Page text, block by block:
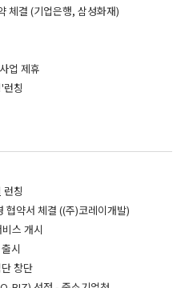
체결 (기업은행, 삼성화재)
업 제휴
칭
런칭
협약서 체결 ((주)코레이개발)
스 개시
시
창단